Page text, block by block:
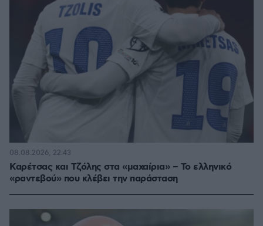
Καρέτσας και Τζόλης στα «μαχαίρια» – Το ελληνικό
«ραντεβού» που κλέβει την παράσταση
08.08.2026, 22:43